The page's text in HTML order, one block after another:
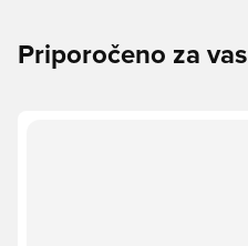
Priporočeno za vas